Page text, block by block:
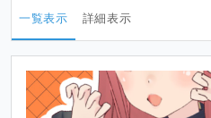
一覧表示 詳細表示